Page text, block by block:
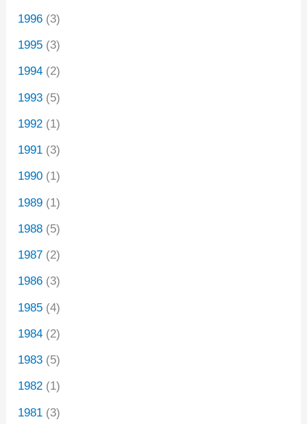
1996 (3)
1995 (3)
1994 (2)
1993 (5)
1992 (1)
1991 (3)
1990 (1)
1989 (1)
1988 (5)
1987 (2)
1986 (3)
1985 (4)
1984 (2)
1983 (5)
1982 (1)
1981 (3)